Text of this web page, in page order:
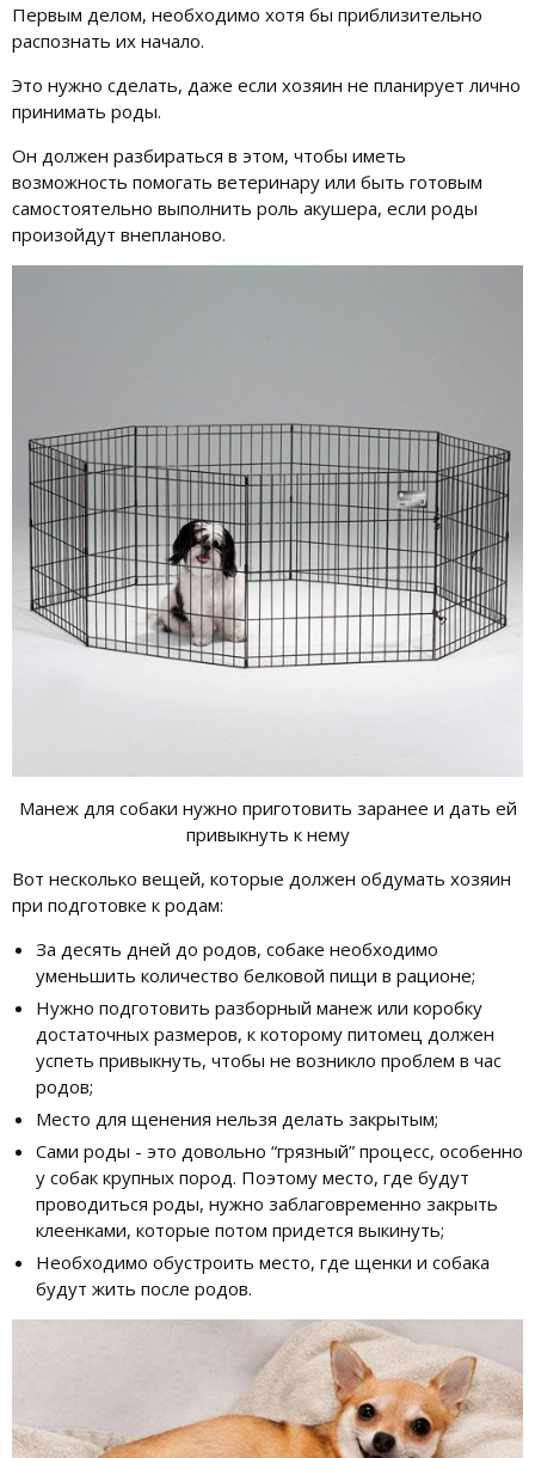
Первым делом, необходимо хотя бы приблизительно
распознать их начало.
Это нужно сделать, даже если хозяин не планирует лично
принимать роды.
Он должен разбираться в этом, чтобы иметь
возможность помогать ветеринару или быть готовым
самостоятельно выполнить роль акушера, если роды
произойдут внепланово.
Манеж для собаки нужно приготовить заранее и дать ей
привыкнуть к нему
Вот несколько вещей, которые должен обдумать хозяин
при подготовке к родам:
За десять дней до родов, собаке необходимо
уменьшить количество белковой пищи в рационе;
Нужно подготовить разборный манеж или коробку
достаточных размеров, к которому питомец должен
успеть привыкнуть, чтобы не возникло проблем в час
родов;
Место для щенения нельзя делать закрытым;
Сами роды - это довольно “грязный” процесс, особенно
у собак крупных пород. Поэтому место, где будут
проводиться роды, нужно заблаговременно закрыть
клеенками, которые потом придется выкинуть;
Необходимо обустроить место, где щенки и собака
будут жить после родов.